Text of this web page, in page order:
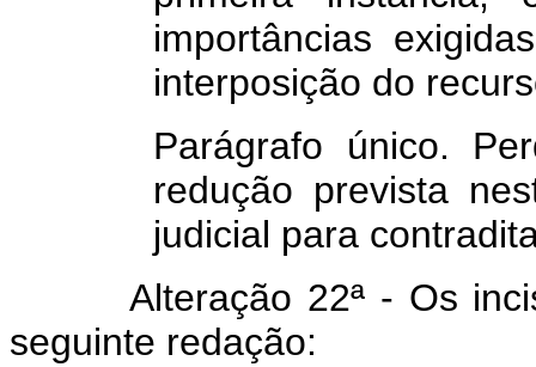
importâncias
interposição do
Parágrafo único.
redução prevista
judicial para
Alteração 22ª - Os
seguinte redação: